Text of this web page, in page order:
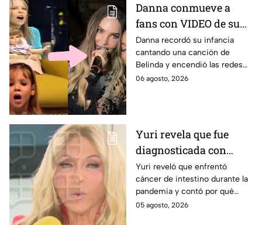
Danna conmueve a
fans con VIDEO de su
infancia cantando una
canción de Belinda y
estrena adelanto de ‘La
dolce vita’
Danna recordó su infancia
cantando una canción de
Belinda y encendió las redes
antes del estreno de su
06 agosto, 2026
Yuri revela que fue
diagnosticada con
cáncer de intestino y
habla sobre el hábito
que relaciona con su
salud
Yuri reveló que enfrentó
cáncer de intestino durante la
pandemia y contó por qué
considera que un hábito pudo
05 agosto, 2026